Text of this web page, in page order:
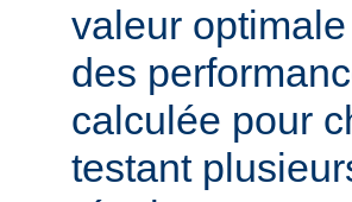
valeur
des
calculée pour
testant